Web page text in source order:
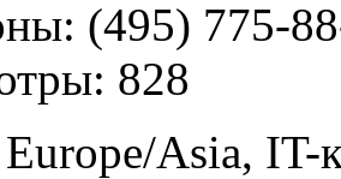
(495) 775-
828
Asia, IT-